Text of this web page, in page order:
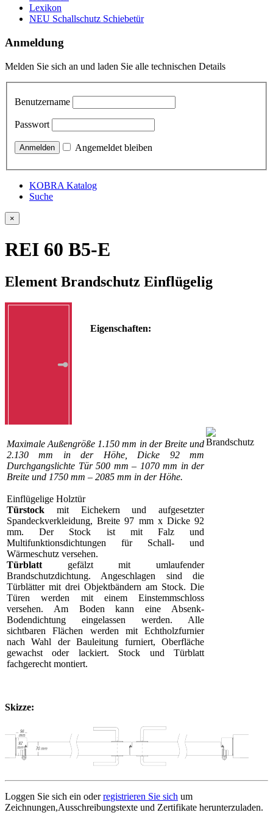
Lexikon
NEU Schallschutz Schiebetür
Anmeldung
Melden Sie sich an und laden Sie alle technischen Details
Benutzername
Passwort
Angemeldet bleiben
KOBRA Katalog
Suche
×
REI 60 B5-E
Element Brandschutz Einflügelig
Maximale Außengröße 1.150 mm in der Breite und
2.130 mm in der Höhe, Dicke 92 mm
Durchgangslichte Tür 500 mm – 1070 mm in der
Breite und 1750 mm – 2085 mm in der Höhe.
Einflügelige Holztür
Türstock mit Eichekern und aufgesetzter
Spandeckverkleidung, Breite 97 mm x Dicke 92
mm. Der Stock ist mit Falz und
Multifunktionsdichtungen für Schall- und
Wärmeschutz versehen.
Türblatt gefälzt mit umlaufender
Brandschutzdichtung. Angeschlagen sind die
Türblätter mit drei Objektbändern am Stock. Die
Türen werden mit einem Einstemmschloss
versehen. Am Boden kann eine Absenk-
Bodendichtung eingelassen werden. Alle
sichtbaren Flächen werden mit Echtholzfurnier
nach Wahl der Bauleitung furniert, Oberfläche
gewachst oder lackiert. Stock und Türblatt
fachgerecht montiert.
Eigenschaften:
Skizze:
Loggen Sie sich ein oderregistrieren Sie sich um
Zeichnungen,Ausschreibungstexte und Zertifikate herunterzuladen.